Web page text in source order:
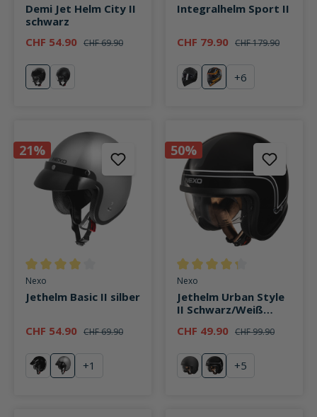
Demi Jet Helm City II
schwarz
CHF 54.90 CHF 69.90
schwarzmattschwarz
Integralhelm Sport II
CHF 79.90 CHF 179.90
schwarz
(Diese Option ist zurzeit
Orange Dekor #20
+6
21%
Durchschnittliche Bewertung von 4 von 5 Sternen
Nexo
Jethelm Basic II silber
CHF 54.90 CHF 69.90
schwarzsilber
+1
50%
Durchschnittliche Bewertung
Nexo
Jethelm Urban Style
II Schwarz/Weiß
CHF 49.90 CHF 99.90
mattschwarz
Schwarz/Weiß
+5